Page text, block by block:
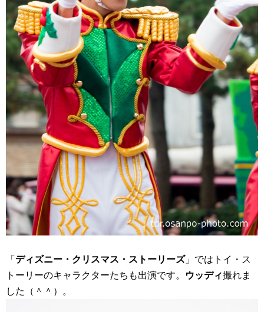
「 ディズニー・クリスマス・ストーリーズ」ではトイ・ス
トーリーのキャラクターたちも出演です。
ウッディ撮れま
した（＾＾）。